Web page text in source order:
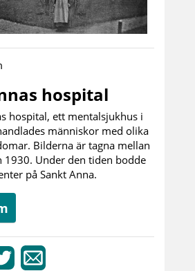
hospital
hospital, ett mentalsjukhus i
människor med olika
Bilderna är tagna mellan
1930. Under den tiden bodde
på Sankt Anna.